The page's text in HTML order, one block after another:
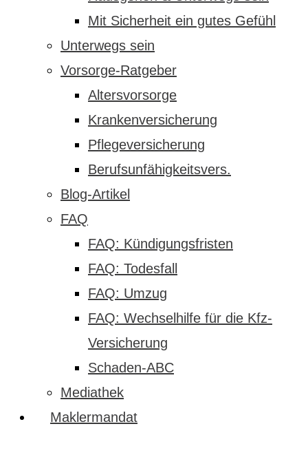
Mit Sicherheit ein gutes Gefühl
Unterwegs sein
Vorsorge-Ratgeber
Altersvorsorge
Krankenversicherung
Pflegeversicherung
Berufsunfähigkeitsvers.
Blog-Artikel
FAQ
FAQ: Kündigungsfristen
FAQ: Todesfall
FAQ: Umzug
FAQ: Wechselhilfe für die Kfz-
Versicherung
Schaden-ABC
Mediathek
Maklermandat